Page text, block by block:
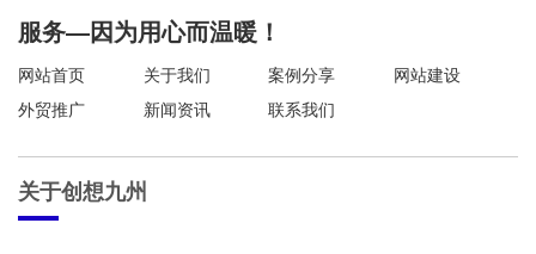
服务—因为用心而温暖！
网站首页 关于我们 案例分享
网站建设
外贸推广
新闻资讯 联系我们
关于创想九州